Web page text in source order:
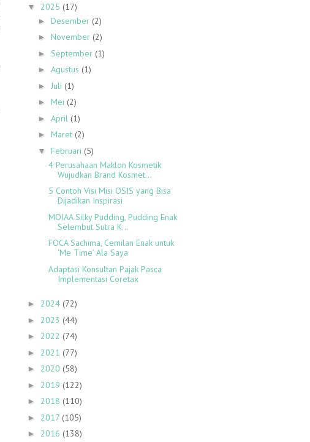
▼ 2025 (17)
► Desember (2)
► November (2)
► September (1)
► Agustus (1)
► Juli (1)
► Mei (2)
► April (1)
► Maret (2)
▼ Februari (5)
4 Perusahaan Maklon Kosmetik
Wujudkan Brand Kosmet...
5 Contoh Visi Misi OSIS yang Bisa
Dijadikan Inspirasi
MOIAA Silky Pudding, Pudding Enak
Selembut Sutra K...
FOCA Sachima, Cemilan Enak untuk
‘Me Time’ Ala Saya
Adaptasi Konsultan Pajak Pasca
Implementasi Coretax
► 2024 (72)
► 2023 (44)
► 2022 (74)
► 2021 (77)
► 2020 (58)
► 2019 (122)
► 2018 (110)
► 2017 (105)
► 2016 (138)